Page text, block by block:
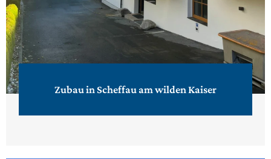
Zubau in Scheffau am wilden Kaiser